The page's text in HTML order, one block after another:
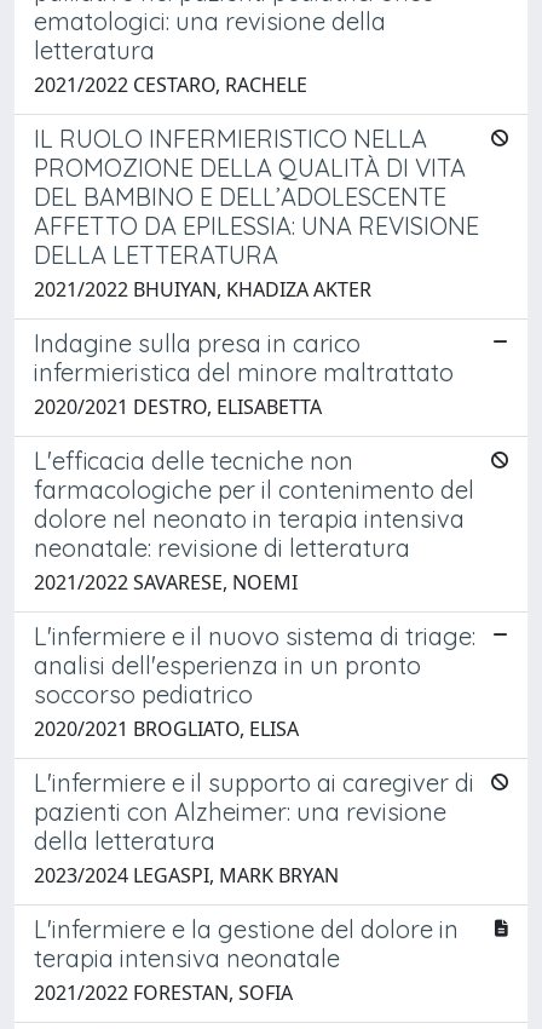
ematologici: una revisione della
letteratura
2021/2022 CESTARO, RACHELE
IL RUOLO INFERMIERISTICO NELLA
PROMOZIONE DELLA QUALITÀ DI VITA
DEL BAMBINO E DELL’ADOLESCENTE
AFFETTO DA EPILESSIA: UNA REVISIONE
DELLA LETTERATURA
2021/2022 BHUIYAN, KHADIZA AKTER
Indagine sulla presa in carico
infermieristica del minore maltrattato
2020/2021 DESTRO, ELISABETTA
L'efficacia delle tecniche non
farmacologiche per il contenimento del
dolore nel neonato in terapia intensiva
neonatale: revisione di letteratura
2021/2022 SAVARESE, NOEMI
L'infermiere e il nuovo sistema di triage:
analisi dell'esperienza in un pronto
soccorso pediatrico
2020/2021 BROGLIATO, ELISA
L'infermiere e il supporto ai caregiver di
pazienti con Alzheimer: una revisione
della letteratura
2023/2024 LEGASPI, MARK BRYAN
L'infermiere e la gestione del dolore in
terapia intensiva neonatale
2021/2022 FORESTAN, SOFIA